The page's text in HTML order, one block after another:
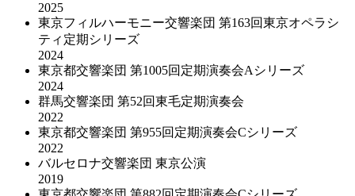
2025
東京フィルハーモニー交響楽団 第163回東京オペラシ
ティ定期シリーズ
2024
東京都交響楽団 第1005回定期演奏会Aシリーズ
2024
群馬交響楽団 第52回東毛定期演奏会
2022
東京都交響楽団 第955回定期演奏会Cシリーズ
2022
バルセロナ交響楽団 東京公演
2019